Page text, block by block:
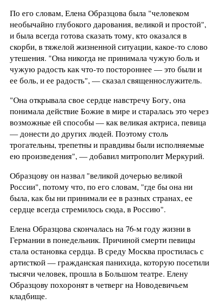
По его словам, Елена Образцова была "человеком
необычайно глубокого дарования, великой и простой",
и была всегда готова сказать тому, кто оказался в
скорби, в тяжелой жизненной ситуации, какое-то слово
утешения. "Она никогда не принимала чужую боль и
чужую радость как что-то постороннее — это были и
ее боль, и ее радость", — сказал священнослужитель.
"Она открывала свое сердце навстречу Богу, она
понимала действие Божие в мире и старалась это через
возможные ей способы — как великая актриса, певица
— донести до других людей. Поэтому столь
трогательны, трепетны и правдивы были исполняемые
ею произведения", — добавил митрополит Меркурий.
Образцову он назвал "великой дочерью великой
России", потому что, по его словам, "где бы она ни
была, как бы ни принимали ее в разных странах, ее
сердце всегда стремилось сюда, в Россию".
Елена Образцова скончалась на 76-м году жизни в
Германии в понедельник. Причиной смерти певицы
стала остановка сердца. В среду Москва простилась с
артисткой — гражданская панихида, которую посетили
тысячи человек, прошла в Большом театре. Елену
Образцову похоронят в четверг на Новодевичьем
кладбище.